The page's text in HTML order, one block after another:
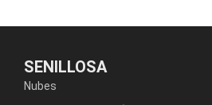
SENILLOSA
Nubes